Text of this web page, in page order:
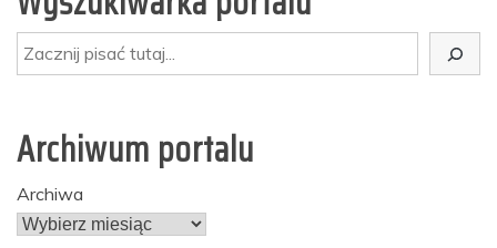
Szukaj
Archiwum portalu
Archiwa